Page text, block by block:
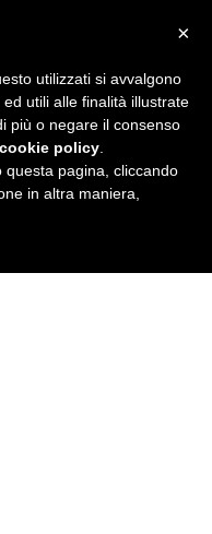
×
utilizzati si avvalgono
utili alle finalità illustrate
più o negare il consenso
cookie policy
pagina, cliccando
in altra maniera,